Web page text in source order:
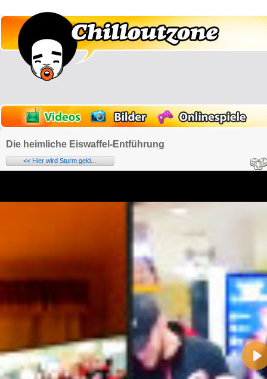
Die heimliche Eiswaffel-Entführung
<< Hier wird Sturm gekl...